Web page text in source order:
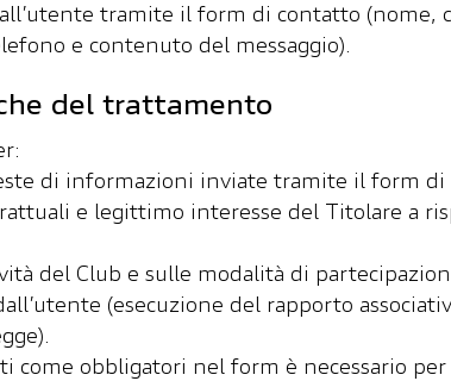
tramite il form di contatto (nome,
e contenuto del messaggio).​
del trattamento
di informazioni inviate tramite il form di
e legittimo interesse del Titolare a
del Club e sulle modalità di
(esecuzione del rapporto
come obbligatori nel form è necessario